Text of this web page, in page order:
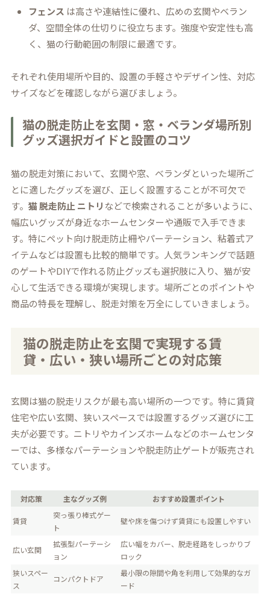
フェンス は高さや連結性に優れ、広めの玄関やベラン
ダ、空間全体の仕切りに役立ちます。強度や安定性も高
く、猫の行動範囲の制限に最適です。
それぞれ使用場所や目的、設置の手軽さやデザイン性、対応
サイズなどを確認しながら選びましょう。
猫の脱走防止を玄関・窓・ベランダ場所別
グッズ選択ガイドと設置のコツ
猫の脱走対策において、玄関や窓、ベランダといった場所ご
とに適したグッズを選び、正しく設置することが不可欠で
す。猫 脱走防止 ニトリ などで検索されることが多いように、
幅広いグッズが身近なホームセンターや通販で入手できま
す。特にペット向け脱走防止柵やパーテーション、粘着式ア
イテムなどは設置も比較的簡単です。人気ランキングで話題
のゲートやDIYで作れる防止グッズも選択肢に入り、猫が安
心して生活できる環境が実現します。場所ごとのポイントや
商品の特長を理解し、脱走対策を万全にしていきましょう。
猫の脱走防止を玄関で実現する賃
貸・広い・狭い場所ごとの対応策
玄関は猫の脱走リスクが最も高い場所の一つです。特に賃貸
住宅や広い玄関、狭いスペースでは設置するグッズ選びに工
夫が必要です。ニトリやカインズホームなどのホームセンタ
ーでは、多様なパーテーションや脱走防止ゲートが販売され
ています。
対応策 主なグッズ例 おすすめ設置ポイント
賃貸
突っ張り棒式ゲー
ト
壁や床を傷つけず賃貸にも設置しやすい
広い玄関
拡張型パーテーシ
ョン
広い幅をカバー、脱走経路をしっかりブ
ロック
狭いスペー
ス
コンパクトドア
最小限の隙間や角を利用して効果的なガ
ード